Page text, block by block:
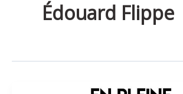
Édouard Flippe